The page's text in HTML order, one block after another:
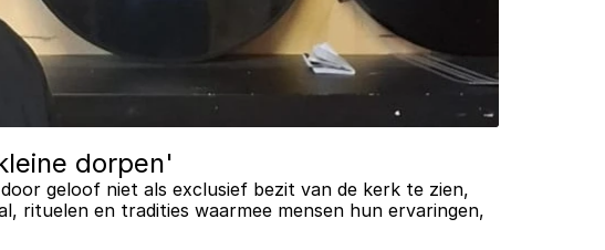
dorpen'
geloof niet als exclusief bezit van de kerk te zien,
rituelen en tradities waarmee mensen hun ervaringen,